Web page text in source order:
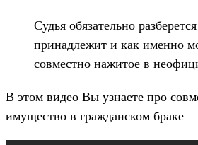
Судья обязательно
принадлежит и как именно
совместно нажитое в
В этом видео Вы узнаете про
имущество в гражданском браке